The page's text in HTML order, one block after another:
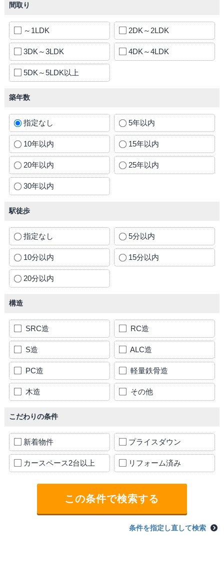
間取り
～1LDK 2DK～2LDK
3DK～3LDK 4DK～4LDK
5DK～5LDK以上
築年数
指定なし 5年以内
10年以内 15年以内
20年以内 25年以内
30年以内
駅徒歩
指定なし 5分以内
10分以内 15分以内
20分以内
構造
SRC造 RC造
S造 ALC造
PC造 軽量鉄骨造
木造 その他
こだわりの条件
新着物件 プライスダウン
カースペース2台以上 リフォーム済み
条件を指定し直して検索